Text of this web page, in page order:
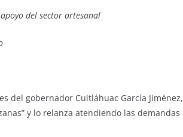
del sector artesanal
del gobernador Cuitláhuac García Jiménez,
y lo relanza atendiendo las demandas